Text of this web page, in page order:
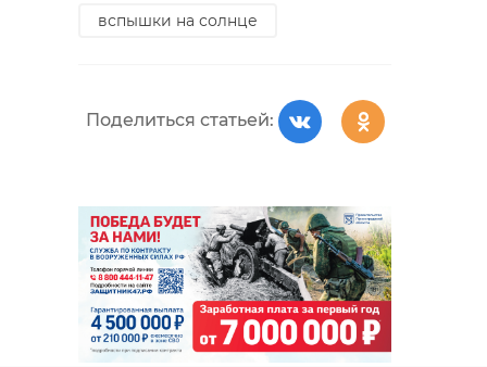
вспышки на солнце
Поделиться статьей: